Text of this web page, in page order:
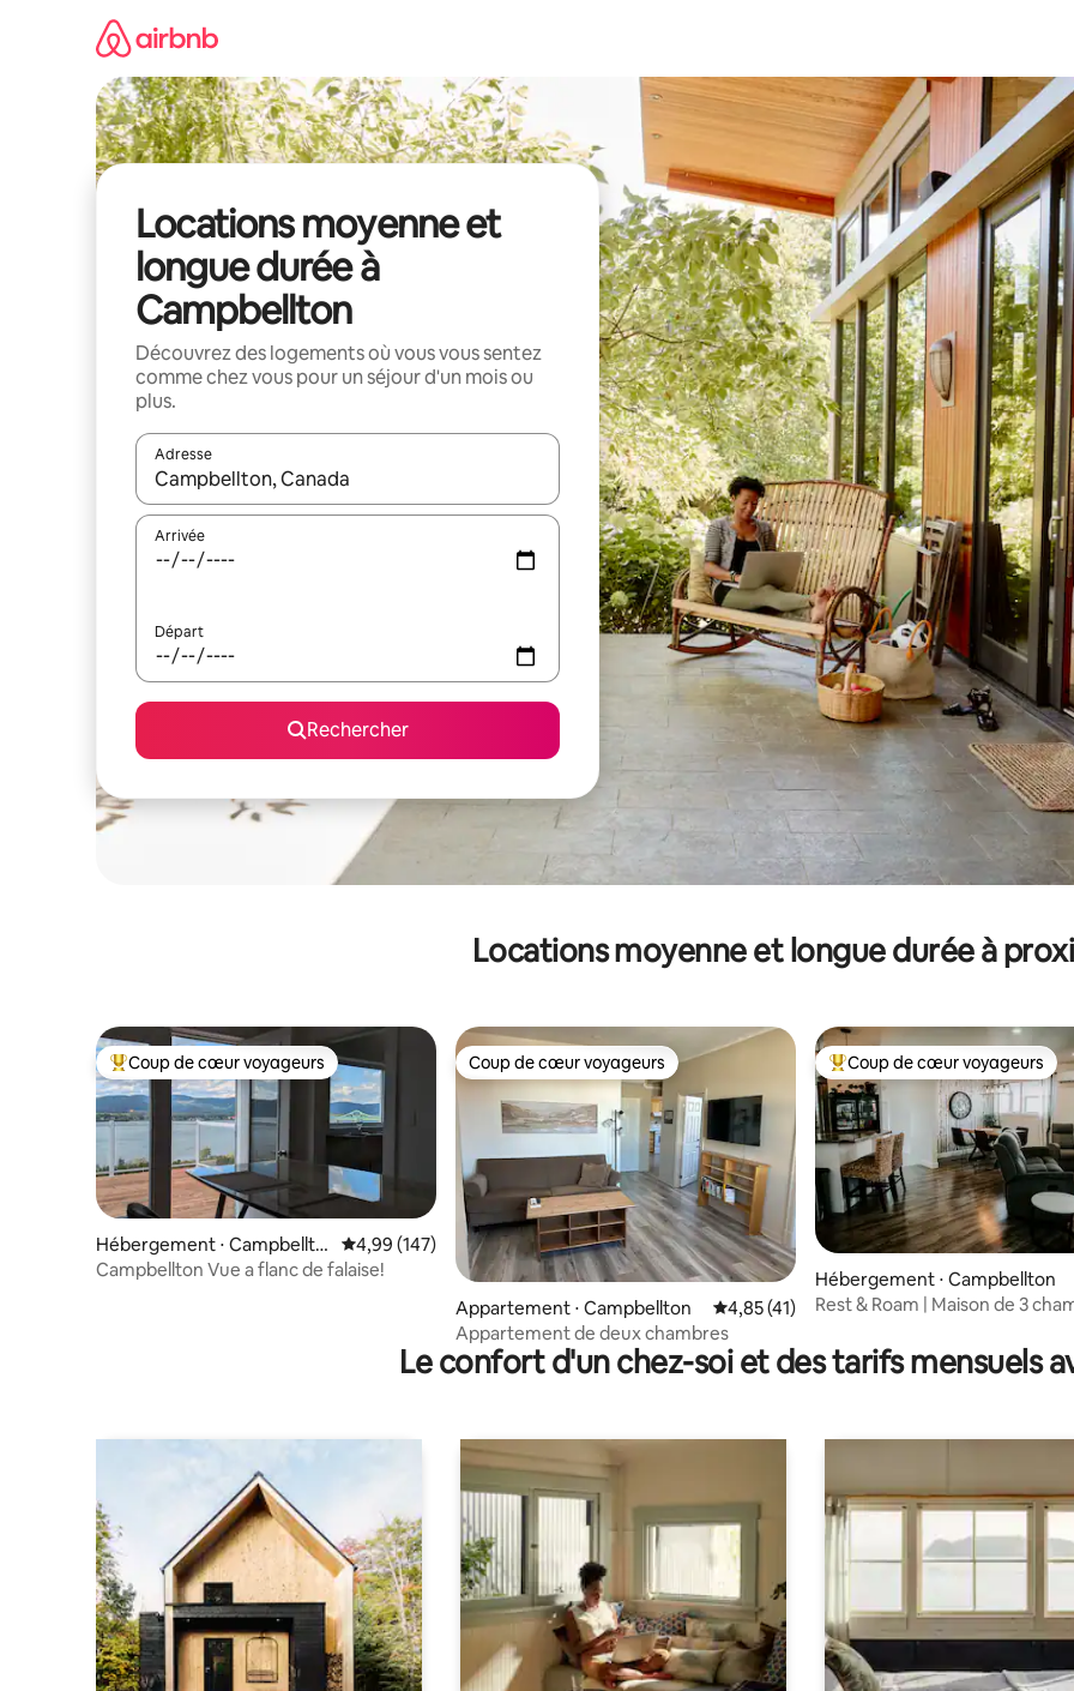
Locations moyenne et
longue durée à
Campbellton
Découvrez des logements où vous vous sentez
comme chez vous pour un séjour d'un mois ou
plus.
Adresse
Lorsque les résultats s'affichent, utilisez les flèches vers le haut et vers le bas pour les parcourir ou en appuyant et en
Arrivée
Départ
Rechercher
Locations moyenne et longue durée à
Coups de cœur voyageurs les plus appréciés
Coup de cœur voyageurs
Hébergement ⋅ Campbellto
n
Évaluation moyenne sur la base de 147 commentaires : 4,99 sur 5
4,99 (147)
Campbellton Vue a flanc de falaise!
Coup de cœur voyageurs
Coup de cœur voyageurs
Appartement ⋅ Campbellton Évaluation moyenne sur la base de 41
4,85 (41)
Appartement de deux chambres
Coups de cœur voyageurs les
Coup de cœur voyageurs
Hébergement ⋅ Campbellton
Rest & Roam | Maison de 3
Le confort d'un chez-soi et des tarifs mensuels